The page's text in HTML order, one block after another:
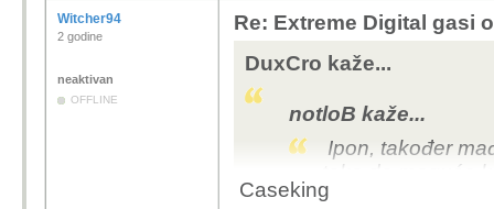
Witcher94
2 godine
neaktivan
OFFLINE
Re: Extreme Digital gasi
DuxCro kaže...
notloB kaže...
Ipon, također
tako da moguće
Ovo je već druga
Caseking